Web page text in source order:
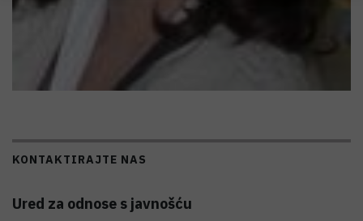
KONTAKTIRAJTE NAS
Ured za odnose s javnošću